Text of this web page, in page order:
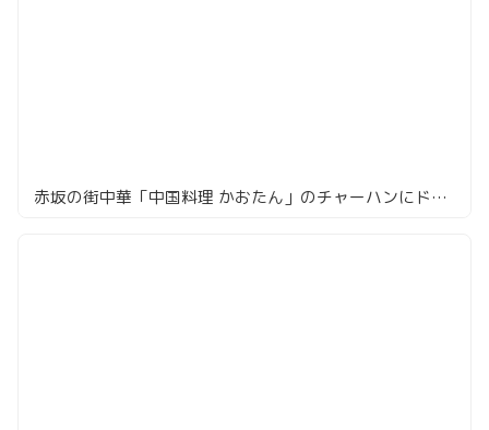
赤坂の街中華「中国料理 かおたん」のチャーハンにドハマリ